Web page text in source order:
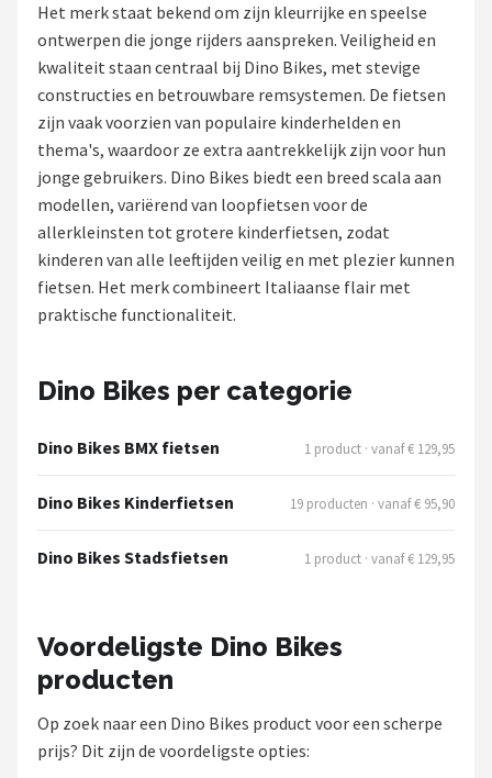
Kinderfietsen
Stadsfietsen
Elektrische fietsen
Mountainbikes
Shop
POPULAIRE MERKEN
Basil
Volare
Schwalbe
Shimano
Het merk staat bekend om zijn kleurrijke en speelse
ontwerpen die jonge rijders aanspreken. Veiligheid en
kwaliteit staan centraal bij Dino Bikes, met stevige
constructies en betrouwbare remsystemen. De fietsen
zijn vaak voorzien van populaire kinderhelden en
thema's, waardoor ze extra aantrekkelijk zijn voor hun
jonge gebruikers. Dino Bikes biedt een breed scala aan
modellen, variërend van loopfietsen voor de
allerkleinsten tot grotere kinderfietsen, zodat
kinderen van alle leeftijden veilig en met plezier kunnen
fietsen. Het merk combineert Italiaanse flair met
praktische functionaliteit.
Dino Bikes per categorie
Dino Bikes BMX fietsen 1 product · vanaf € 129,95
Dino Bikes Kinderfietsen 19 producten · vanaf € 95,90
Dino Bikes Stadsfietsen 1 product · vanaf € 129,95
Voordeligste Dino Bikes
producten
Op zoek naar een Dino Bikes product voor een scherpe
prijs? Dit zijn de voordeligste opties: